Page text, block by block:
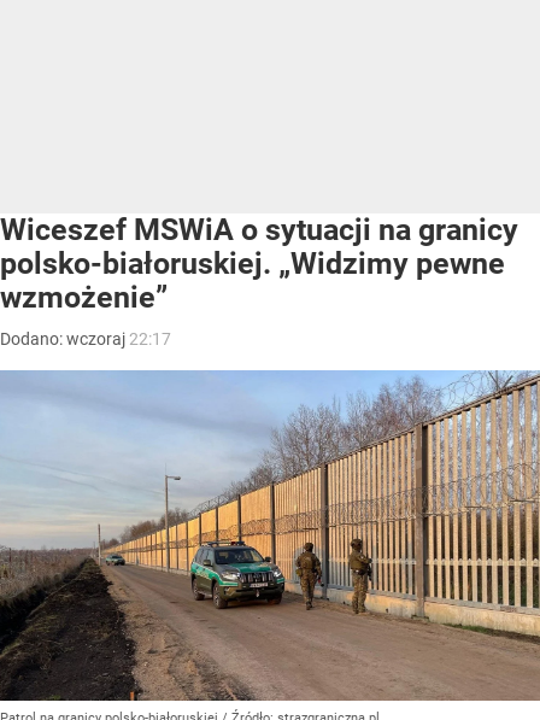
Wiceszef MSWiA o sytuacji na granicy
polsko-białoruskiej. „Widzimy pewne
wzmożenie”
Dodano:wczoraj 22:17